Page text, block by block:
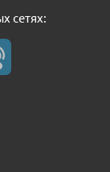
сетях: